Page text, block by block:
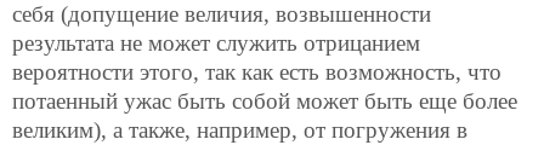
себя (допущение величия, возвышенности
результата не может служить отрицанием
вероятности этого, так как есть возможность, что
потаенный ужас быть собой может быть еще более
великим), а также, например, от погружения в